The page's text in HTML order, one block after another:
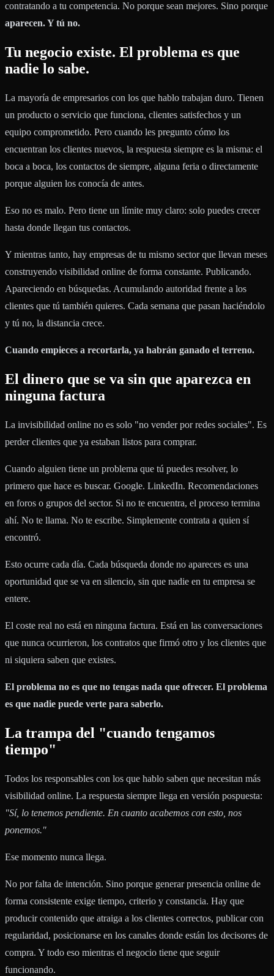
contratando a tu competencia. No porque sean mejores. Sino porque
aparecen. Y tú no.
Tu negocio existe. El problema es que
nadie lo sabe.
La mayoría de empresarios con los que hablo trabajan duro. Tienen
un producto o servicio que funciona, clientes satisfechos y un
equipo comprometido. Pero cuando les pregunto cómo los
encuentran los clientes nuevos, la respuesta siempre es la misma: el
boca a boca, los contactos de siempre, alguna feria o directamente
porque alguien los conocía de antes.
Eso no es malo. Pero tiene un límite muy claro: solo puedes crecer
hasta donde llegan tus contactos.
Y mientras tanto, hay empresas de tu mismo sector que llevan meses
construyendo visibilidad online de forma constante. Publicando.
Apareciendo en búsquedas. Acumulando autoridad frente a los
clientes que tú también quieres. Cada semana que pasan haciéndolo
y tú no, la distancia crece.
Cuando empieces a recortarla, ya habrán ganado el terreno.
El dinero que se va sin que aparezca en
ninguna factura
La invisibilidad online no es solo "no vender por redes sociales". Es
perder clientes que ya estaban listos para comprar.
Cuando alguien tiene un problema que tú puedes resolver, lo
primero que hace es buscar. Google. LinkedIn. Recomendaciones
en foros o grupos del sector. Si no te encuentra, el proceso termina
ahí. No te llama. No te escribe. Simplemente contrata a quien sí
encontró.
Esto ocurre cada día. Cada búsqueda donde no apareces es una
oportunidad que se va en silencio, sin que nadie en tu empresa se
entere.
El coste real no está en ninguna factura. Está en las conversaciones
que nunca ocurrieron, los contratos que firmó otro y los clientes que
ni siquiera saben que existes.
El problema no es que no tengas nada que ofrecer. El problema
es que nadie puede verte para saberlo.
La trampa del "cuando tengamos
tiempo"
Todos los responsables con los que hablo saben que necesitan más
visibilidad online. La respuesta siempre llega en versión pospuesta:
"Sí, lo tenemos pendiente. En cuanto acabemos con esto, nos
ponemos."
Ese momento nunca llega.
No por falta de intención. Sino porque generar presencia online de
forma consistente exige tiempo, criterio y constancia. Hay que
producir contenido que atraiga a los clientes correctos, publicar con
regularidad, posicionarse en los canales donde están los decisores de
compra. Y todo eso mientras el negocio tiene que seguir
funcionando.